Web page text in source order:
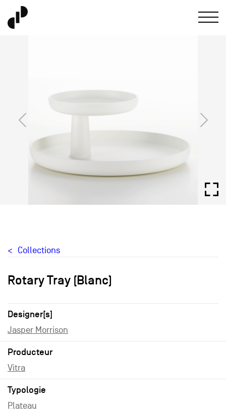
Collections
Rotary Tray (Blanc)
Designer[s]
Jasper Morrison
Producteur
Vitra
Typologie
Plateau